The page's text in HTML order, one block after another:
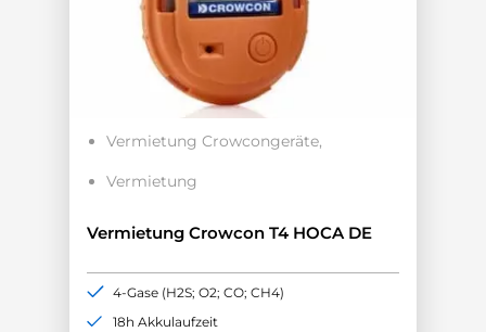
Vermietung Crowcongeräte
Vermietung
Vermietung Crowcon T4 HOCA DE
4-Gase (H2S; O2; CO; CH4)
18h Akkulaufzeit